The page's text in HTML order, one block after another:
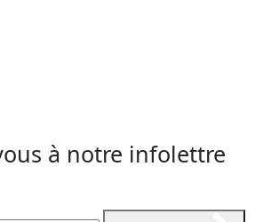
à notre infolettre